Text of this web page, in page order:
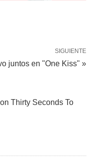
SIGUIENTE
juntos en "One Kiss" »
Thirty Seconds To